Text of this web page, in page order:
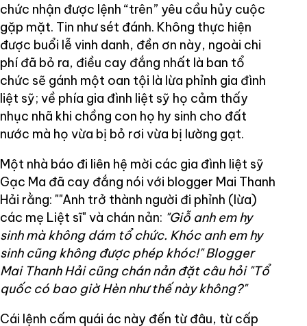
chức nhận được lệnh “trên” yêu cầu hủy cuộc
gặp mặt. Tin như sét đánh. Không thực hiện
được buổi lễ vinh danh, đền ơn này, ngoài chi
phí đã bỏ ra, điều cay đắng nhất là ban tổ
chức sẽ gánh một oan tội là lừa phỉnh gia đình
liệt sỹ; về phía gia đình liệt sỹ họ cảm thấy
nhục nhã khi chồng con họ hy sinh cho đất
nước mà họ vừa bị bỏ rơi vừa bị lường gạt.
Một nhà báo đi liên hệ mời các gia đình liệt sỹ
Gạc Ma đã cay đắng nói với blogger Mai Thanh
Hải rằng: ""Anh trở thành người đi phỉnh (lừa)
các mẹ Liệt sĩ" và chán nản: "Giỗ anh em hy
sinh mà không dám tổ chức. Khóc anh em hy
sinh cũng không được phép khóc!" Blogger
Mai Thanh Hải cũng chán nản đặt câu hỏi "Tổ
quốc có bao giờ Hèn như thế này không?"
Cái lệnh cấm quái ác này đến từ đâu, từ cấp